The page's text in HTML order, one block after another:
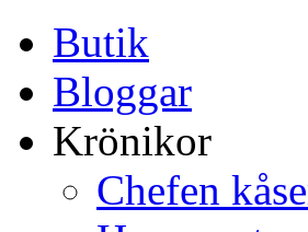
Butik
Bloggar
Krönikor
Chefen